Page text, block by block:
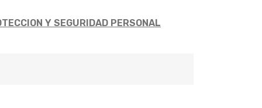
Y SEGURIDAD PERSONAL